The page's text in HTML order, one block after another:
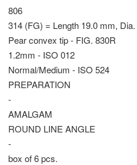
806
314 (FG) = Length 19.0 mm,
Pear convex tip - FIG. 830R
1.2mm - ISO 012
Normal/Medium - ISO 524
PREPARATION
-
AMALGAM
ROUND LINE ANGLE
-
box of 6 pcs.